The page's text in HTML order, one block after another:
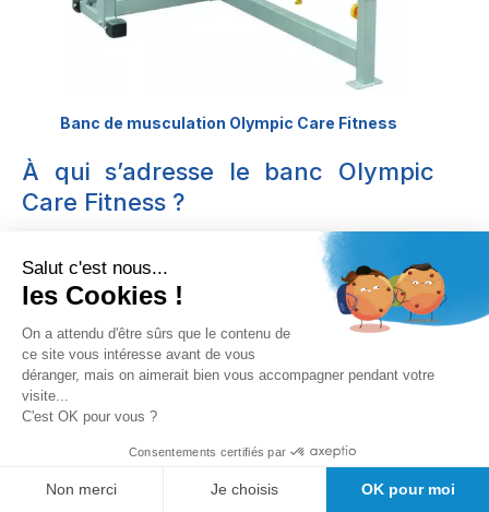
Banc de musculation Olympic Care Fitness
À qui s’adresse le banc Olympic
Care Fitness ?
est destiné aux sportifs
confirmés et aux structures recherchant un équipement
robuste. Son dossier réglable et ses chandelles
permettent de réaliser plusieurs variantes de développé.
La barre et les charges nécessaires ne sont pas
nécessairement incluses. Il faut donc vérifier la
compatibilité de l’ensemble des accessoires avant
l’achat.
Important :
l’entraînement avec charges libres
Salut c'est nous...
les Cookies !
On a attendu d'être sûrs que le contenu de
ce site vous intéresse avant de vous
déranger, mais on aimerait bien vous accompagner pendant votre
visite...
C'est OK pour vous ?
Consentements certifiés par
Non merci Je choisis OK pour moi